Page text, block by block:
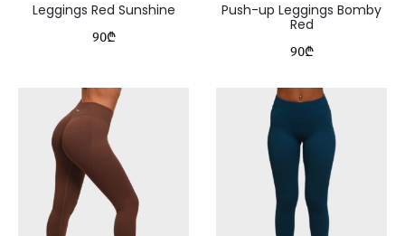
Leggings Red Sunshine
90₾
Push-up Leggings Bomby
Red
90₾